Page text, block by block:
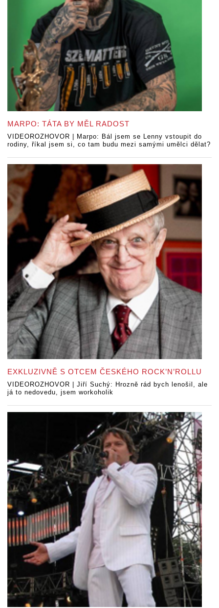
MARPO: TÁTA BY MĚL RADOST
VIDEOROZHOVOR | Marpo: Bál jsem se Lenny vstoupit do
rodiny, říkal jsem si, co tam budu mezi samými umělci dělat?
EXKLUZIVNĚ S OTCEM ČESKÉHO ROCK’N’ROLLU
VIDEOROZHOVOR | Jiří Suchý: Hrozně rád bych lenošil, ale
já to nedovedu, jsem workoholik